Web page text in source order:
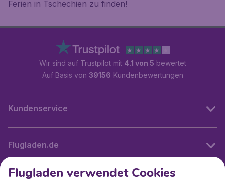
Ferien in Tschechien zu finden!
Wir sind auf Trustpilot mit 4.1 von 5 bewertet
Auf Basis von 39156 Kundenbewertungen
Kundenservice
Flugladen.de
Internationale Webseiten
Flugladen verwendet Cookies